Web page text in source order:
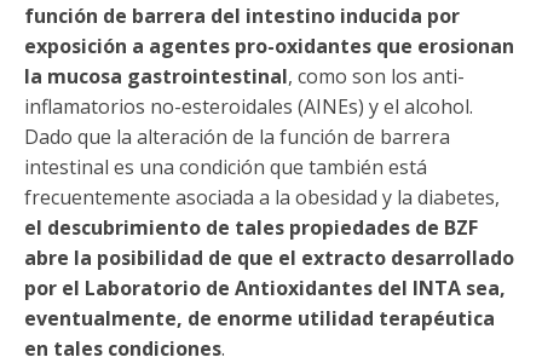
función de barrera del intestino inducida por
exposición a agentes pro-oxidantes que erosionan
la mucosa gastrointestinal, como son los anti-
inflamatorios no-esteroidales (AINEs) y el alcohol.
Dado que la alteración de la función de barrera
intestinal es una condición que también está
frecuentemente asociada a la obesidad y la diabetes,
el descubrimiento de tales propiedades de BZF
abre la posibilidad de que el extracto desarrollado
por el Laboratorio de Antioxidantes del INTA sea,
eventualmente, de enorme utilidad terapéutica
en tales condiciones.